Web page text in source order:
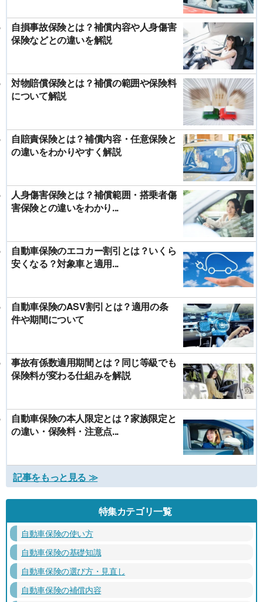
自損事故保険とは？補償内容や人身傷害
保険などとの違いを解説
対物賠償保険とは？補償の範囲や保険料
について解説
自賠責保険とは？補償内容・任意保険と
の違いをわかりやすく解説
人身傷害保険とは？補償範囲・搭乗者傷
害保険との違いをわかり...
自動車保険のエコカー割引とは？いくら
安くなる？対象車と適用...
自動車保険のASV割引とは？適用の条
件や期間について
事故有係数適用期間とは？同じ等級でも
保険料が変わる仕組みを解説
自動車保険の本人限定とは？家族限定と
の違い・保険料・注意点...
記事をもっと見る ≫
特集カテゴリ一覧
自動車保険の使い方
自動車保険の基礎知識
自動車保険の選び方・見直し
自動車保険の補償内容